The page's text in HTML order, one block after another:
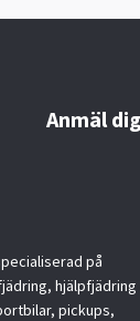
Anmäl
på
hjälpfjädring
pickups,